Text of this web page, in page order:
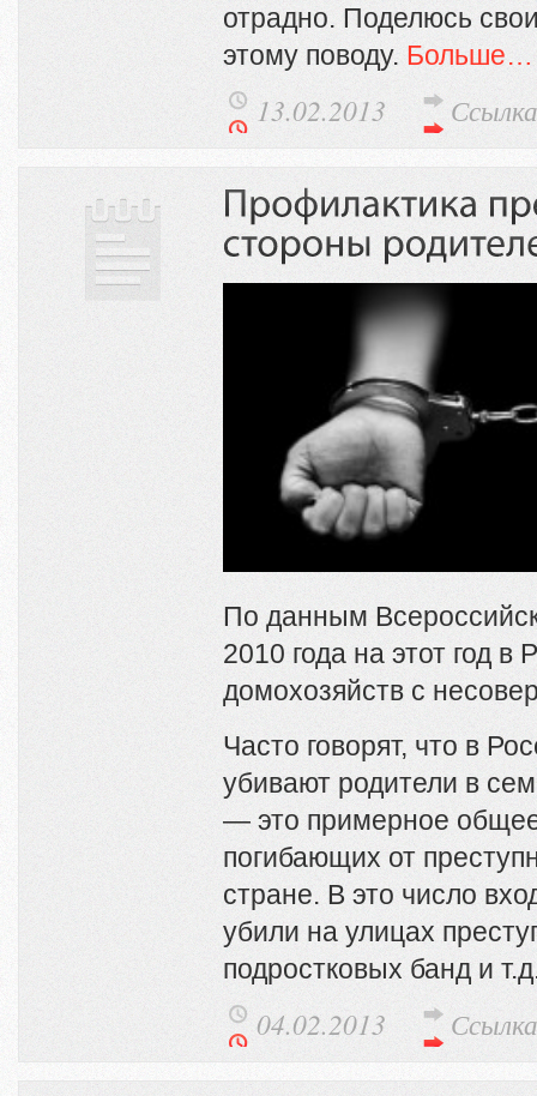
отрадно. Поделюсь
этому поводу. Больше…
13.02.2013 Ссылка
По данным
2010 года на этот год
домохозяйств с
Часто говорят, что в
убивают родители в
— это примерное общее
погибающих от
стране. В это число
убили на улицах
подростковых банд и
04.02.2013 Ссылка